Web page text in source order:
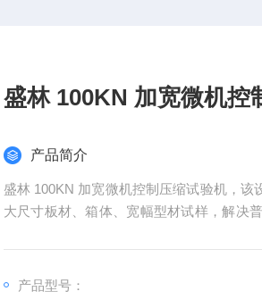
盛林 100KN 加宽微机控
产品简介
盛林 100KN 加宽微机控制压缩试验机，
大尺寸板材、箱体、宽幅型材试样，解决
能力：高刚性门式框架，抗偏载能力强，
产品型号：